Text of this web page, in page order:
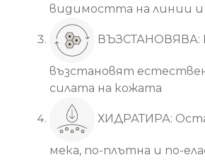
видимостта на линии и
ВЪЗСТАНОВЯВА:
възстановят
силата на кожата
ХИДРАТИРА:
мека, по-плътна и по-